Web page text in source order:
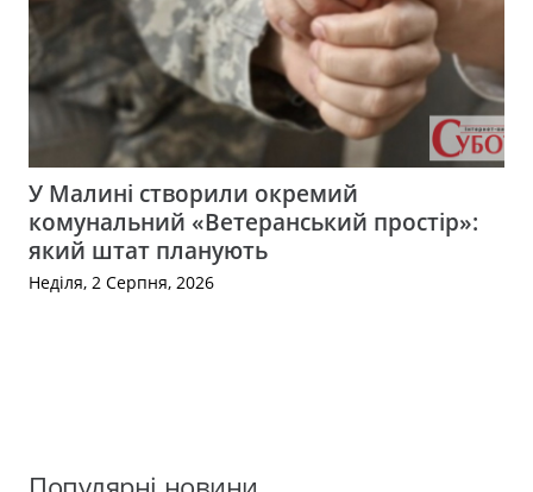
У Малині створили окремий
комунальний «Ветеранський простір»:
який штат планують
Неділя, 2 Серпня, 2026